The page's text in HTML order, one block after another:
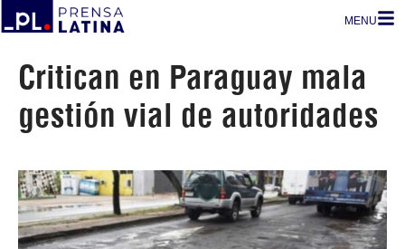
MENU
Critican en Paraguay mala
gestión vial de autoridades